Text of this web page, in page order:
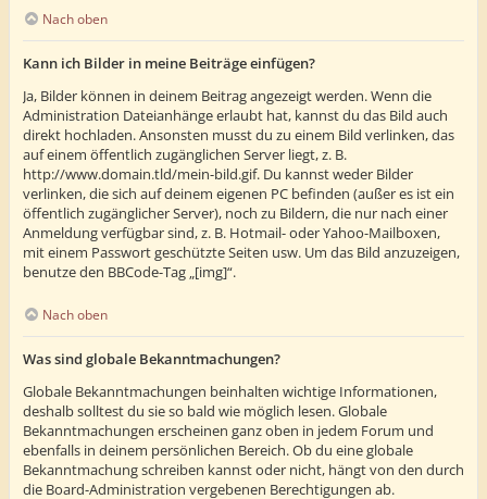
Nach oben
Kann ich Bilder in meine Beiträge einfügen?
Ja, Bilder können in deinem Beitrag angezeigt werden. Wenn die
Administration Dateianhänge erlaubt hat, kannst du das Bild auch
direkt hochladen. Ansonsten musst du zu einem Bild verlinken, das
auf einem öffentlich zugänglichen Server liegt, z. B.
http://www.domain.tld/mein-bild.gif. Du kannst weder Bilder
verlinken, die sich auf deinem eigenen PC befinden (außer es ist ein
öffentlich zugänglicher Server), noch zu Bildern, die nur nach einer
Anmeldung verfügbar sind, z. B. Hotmail- oder Yahoo-Mailboxen,
mit einem Passwort geschützte Seiten usw. Um das Bild anzuzeigen,
benutze den BBCode-Tag „[img]“.
Nach oben
Was sind globale Bekanntmachungen?
Globale Bekanntmachungen beinhalten wichtige Informationen,
deshalb solltest du sie so bald wie möglich lesen. Globale
Bekanntmachungen erscheinen ganz oben in jedem Forum und
ebenfalls in deinem persönlichen Bereich. Ob du eine globale
Bekanntmachung schreiben kannst oder nicht, hängt von den durch
die Board-Administration vergebenen Berechtigungen ab.